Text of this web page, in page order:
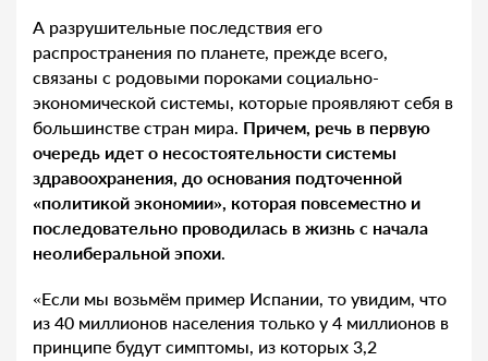
А разрушительные последствия его
распространения по планете, прежде всего,
связаны с родовыми пороками социально-
экономической системы, которые проявляют себя в
большинстве стран мира. Причем, речь в первую
очередь идет о несостоятельности системы
здравоохранения, до основания подточенной
«политикой экономии», которая повсеместно и
последовательно проводилась в жизнь с начала
неолиберальной эпохи.
«Если мы возьмём пример Испании, то увидим, что
из 40 миллионов населения только у 4 миллионов в
принципе будут симптомы, из которых 3,2